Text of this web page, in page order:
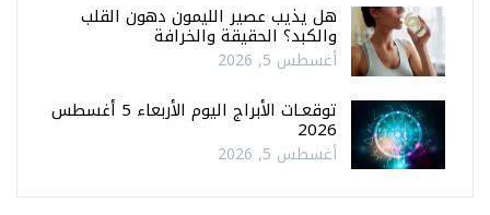
هل يذيب عصير الليمون دهون القلب
والكبد؟ الحقيقة والخرافة
أغسطس 5, 2026
توقعـات الأبراج اليوم الأربعاء 5 أغسطس
2026
أغسطس 5, 2026